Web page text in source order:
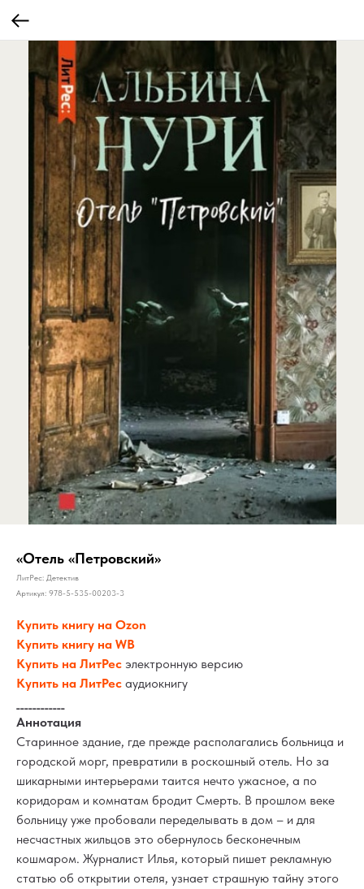
«Отель «Петровский»
ЛитРес: Детектив
Артикул: 978-5-535-00203-3
Купить книгу на Ozon
Купить книгу на WB
Купить на ЛитРес электронную версию
Купить на ЛитРес аудиокнигу
Аннотация
Старинное здание, где прежде располагались больница и
городской морг, превратили в роскошный отель. Но за
шикарными интерьерами таится нечто ужасное, а по
коридорам и комнатам бродит Смерть. В прошлом веке
больницу уже пробовали переделывать в дом – и для
несчастных жильцов это обернулось бесконечным
кошмаром. Журналист Илья, который пишет рекламную
статью об открытии отеля, узнает страшную тайну этого